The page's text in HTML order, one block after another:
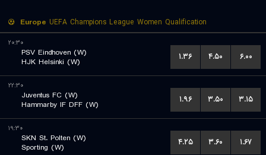
Europe UEFA Champions League Women Qualification
۲۰:۳۰
PSV Eindhoven (W)
HJK Helsinki (W)
۱.۳۶ ۴.۵۰ ۶.۰۰
۲۲:۳۰
Juventus FC (W)
Hammarby IF DFF (W)
۱.۹۶ ۳.۵۰ ۳.۱۵
۱۹:۳۰
SKN St. Polten (W)
Sporting (W)
۴.۲۵ ۳.۶۰ ۱.۶۷